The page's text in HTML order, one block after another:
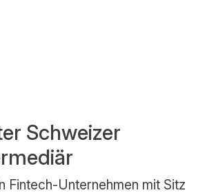
Schweizer
Fintech-Unternehmen mit Sitz